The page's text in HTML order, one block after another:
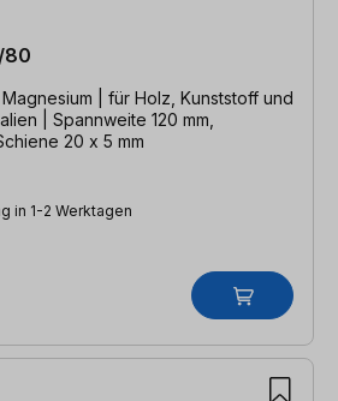
80
| für Holz, Kunststoff und
| Spannweite 120 mm,
20 x 5 mm
in 1-2 Werktagen